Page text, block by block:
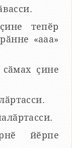
тепӗр
«ааа»
сӑмах ҫине
йӗрпе